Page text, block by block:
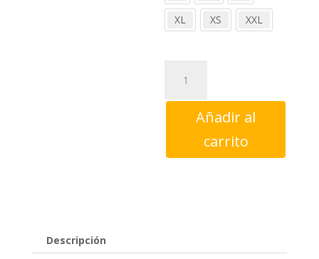
XL
XS XXL
Marrakech
PepalovesAñadir al
carrito
Descripción